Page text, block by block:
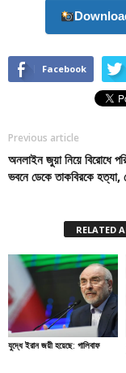
Facebook
Previous article
অনলাইন জুয়া নিয়ে বিরোধে
ভবনে ডেকে তাকবিরকে হত্যা,
RELATED
যুদ্ধে ইরান জয়ী হয়েছে: গালিবাফ